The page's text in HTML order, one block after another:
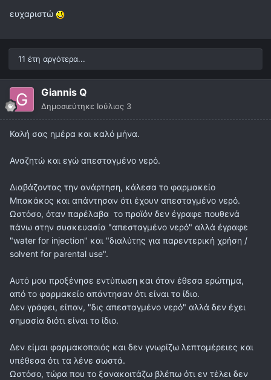
ευχαριστώ
11 έτη αργότερα...
Giannis Q
Δημοσιεύτηκε Ιούλιος 3
Καλή σας ημέρα και καλό μήνα.
Αναζητώ και εγώ απεσταγμένο νερό.
Διαβάζοντας την ανάρτηση, κάλεσα το φαρμακείο
Μπακάκος και απάντησαν ότι έχουν απεσταγμένο νερό.
Ωστόσο, όταν παρέλαβα το προϊόν δεν έγραφε πουθενά
πάνω στην συσκευασία "απεσταγμένο νερό" αλλά έγραφε
"water for injection" και "διαλύτης για παρεντερική χρήση /
solvent for parental use".
Αυτό μου προξένησε εντύπωση και όταν έθεσα ερώτημα,
από το φαρμακείο απάντησαν ότι είναι το ίδιο.
Δεν γράφει, είπαν, "δις απεσταγμένο νερό" αλλά δεν έχει
σημασία διότι είναι το ίδιο.
Δεν είμαι φαρμακοποιός και δεν γνωρίζω λεπτομέρειες και
υπέθεσα ότι τα λένε σωστά.
Ωστόσο, τώρα που το ξανακοιτάζω βλέπω ότι εν τέλει δεν